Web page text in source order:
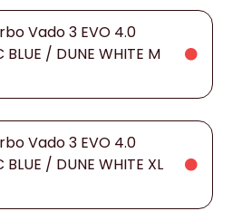
Vado 3 EVO 4.0
BLUE / DUNE WHITE M
Vado 3 EVO 4.0
BLUE / DUNE WHITE XL